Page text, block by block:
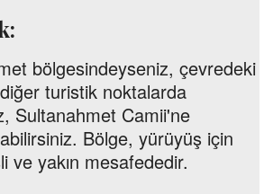
bölgesindeyseniz, çevredeki
turistik noktalarda
Sultanahmet Camii'ne
Bölge, yürüyüş için
ve yakın mesafededir.